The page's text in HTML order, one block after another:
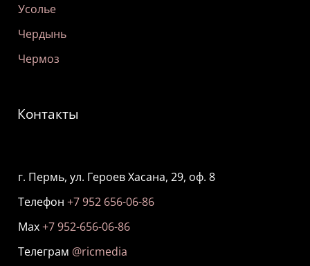
Усолье
Чердынь
Чермоз
Контакты
г. Пермь, ул. Героев Хасана, 29, оф. 8
Телефон +7 952 656-06-86
Мах+7 952-656-06-86
Телеграм @ricmedia